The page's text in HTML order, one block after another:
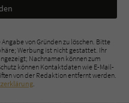
von Gründen zu löschen. Bitte
Werbung ist nicht gestattet. Ihr
Nachnamen können zum
können Kontaktdaten wie E-Mail-
von der Redaktion entfernt werden.
.